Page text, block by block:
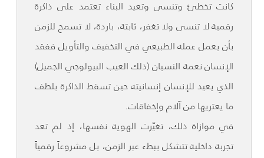
كانت تخطئ وتنسى وتعيد البناء تعتمد على ذاكرة
رقمية لا تنسى ولا تغفر، ثابتة، باردة، لا تسمح للزمن
بأن يعمل عمله الطبيعي في التخفيف والتأويل ففقد
الإنسان نعمة النسيان (ذلك العيب البيولوجي الجميل)
الذي يعيد للإنسان إنسانيته حين تسقط الذاكرة بلطف
ما يعتريها من آلام وإخفاقات.
في موازاة ذلك، تغيّرت الهوية نفسها، إذ لم تعد
تجربة داخلية تتشكل ببطء عبر الزمن، بل مشروعاً رقمياً